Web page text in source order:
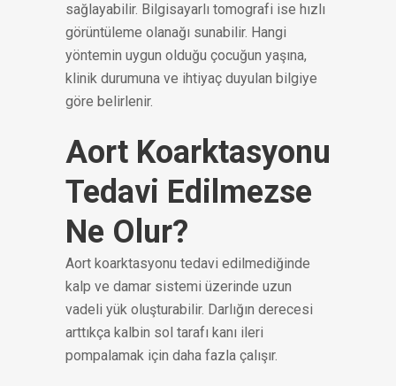
sağlayabilir. Bilgisayarlı tomografi ise hızlı
görüntüleme olanağı sunabilir. Hangi
yöntemin uygun olduğu çocuğun yaşına,
klinik durumuna ve ihtiyaç duyulan bilgiye
göre belirlenir.
Aort Koarktasyonu
Tedavi Edilmezse
Ne Olur?
Aort koarktasyonu tedavi edilmediğinde
kalp ve damar sistemi üzerinde uzun
vadeli yük oluşturabilir. Darlığın derecesi
arttıkça kalbin sol tarafı kanı ileri
pompalamak için daha fazla çalışır.